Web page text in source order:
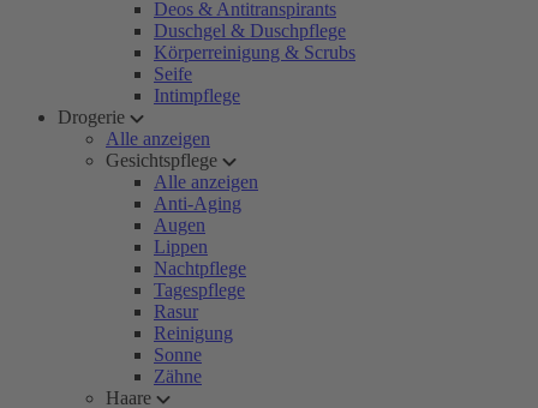
Deos & Antitranspirants
Duschgel & Duschpflege
Körperreinigung & Scrubs
Seife
Intimpflege
Drogerie
Alle anzeigen
Gesichtspflege
Alle anzeigen
Anti-Aging
Augen
Lippen
Nachtpflege
Tagespflege
Rasur
Reinigung
Sonne
Zähne
Haare